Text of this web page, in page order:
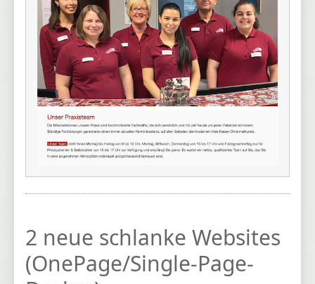
2 neue schlanke Websites
(OnePage/Single-Page-